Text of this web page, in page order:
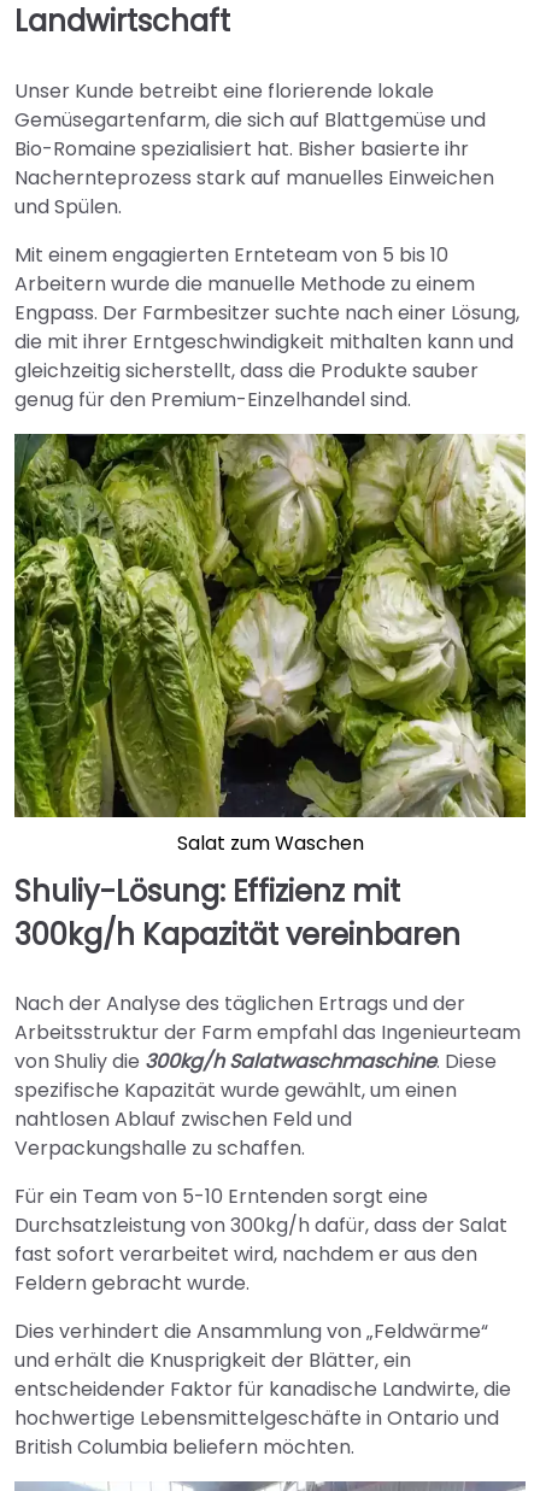
Landwirtschaft
Unser Kunde betreibt eine florierende lokale
Gemüsegartenfarm, die sich auf Blattgemüse und
Bio-Romaine spezialisiert hat. Bisher basierte ihr
Nachernteprozess stark auf manuelles Einweichen
und Spülen.
Mit einem engagierten Ernteteam von 5 bis 10
Arbeitern wurde die manuelle Methode zu einem
Engpass. Der Farmbesitzer suchte nach einer Lösung,
die mit ihrer Erntgeschwindigkeit mithalten kann und
gleichzeitig sicherstellt, dass die Produkte sauber
genug für den Premium-Einzelhandel sind.
Salat zum Waschen
Shuliy-Lösung: Effizienz mit
300kg/h Kapazität vereinbaren
Nach der Analyse des täglichen Ertrags und der
Arbeitsstruktur der Farm empfahl das Ingenieurteam
von Shuliy die 300kg/h Salatwaschmaschine. Diese
spezifische Kapazität wurde gewählt, um einen
nahtlosen Ablauf zwischen Feld und
Verpackungshalle zu schaffen.
Für ein Team von 5-10 Erntenden sorgt eine
Durchsatzleistung von 300kg/h dafür, dass der Salat
fast sofort verarbeitet wird, nachdem er aus den
Feldern gebracht wurde.
Dies verhindert die Ansammlung von „Feldwärme“
und erhält die Knusprigkeit der Blätter, ein
entscheidender Faktor für kanadische Landwirte, die
hochwertige Lebensmittelgeschäfte in Ontario und
British Columbia beliefern möchten.